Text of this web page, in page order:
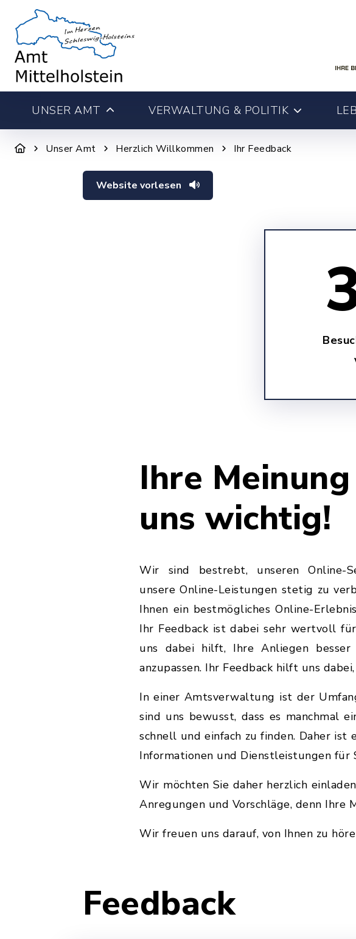
UNSER AMT VERWALTUNG & POLITIK
Unser Amt Herzlich Willkommen Ihr Feedback
Website vorlesen
Ihre
uns wichtig!
Wir sind bestrebt, unseren Online-
unsere Online-Leistungen stetig zu
Ihnen ein bestmögliches Online-
Ihr Feedback ist dabei sehr wertvoll
uns dabei hilft, Ihre Anliegen besser
anzupassen. Ihr Feedback hilft uns
In einer Amtsverwaltung ist der
sind uns bewusst, dass es manchmal
schnell und einfach zu finden. Daher ist
Informationen und Dienstleistungen für
Wir möchten Sie daher herzlich
Anregungen und Vorschläge, denn Ihre
Wir freuen uns darauf, von Ihnen zu
Feedback